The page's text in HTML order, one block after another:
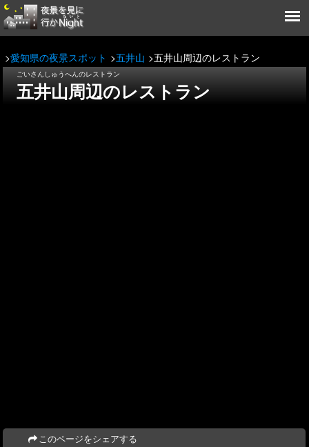
愛知県の夜景スポット 五井山 五井山周辺のレストラン
ごいさんしゅうへんのレストラン
五井山周辺のレストラン
このページをシェアする